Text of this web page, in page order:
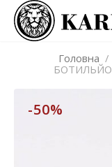
Головна /
-50%